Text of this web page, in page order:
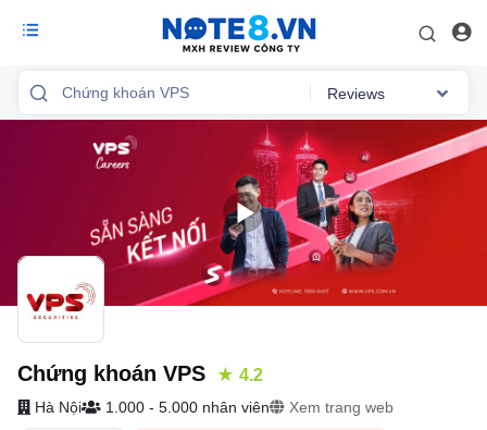
Reviews
Reviews
Việc làm
Mức lương
Phỏng vấn
Chứng khoán VPS ★ 4.2
Hà Nội 1.000 - 5.000 nhân viên
Xem trang web